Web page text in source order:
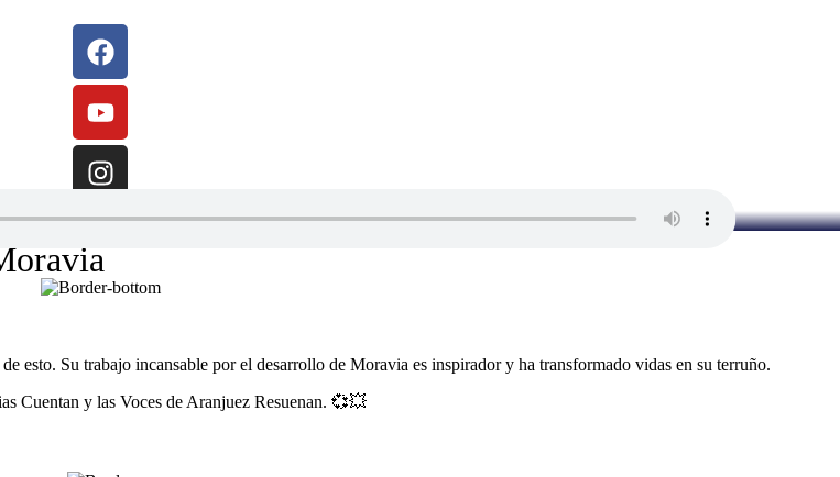
Su trabajo incansable por el desarrollo de Moravia es inspirador y ha transformado vidas en su terruño.
Cuentan y las Voces de Aranjuez Resuenan. 💞💥